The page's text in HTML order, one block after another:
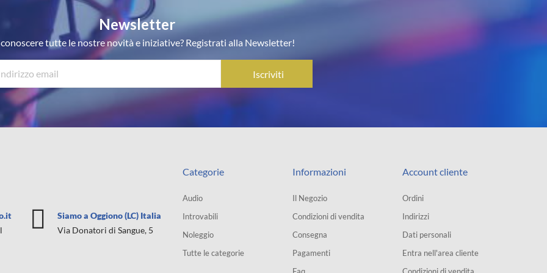
Newsletter
tutte le nostre novità e iniziative? Registrati alla Newsletter!
Iscriviti
Siamo a Oggiono (LC) Italia
Via Donatori di Sangue, 5
Categorie
Audio
Introvabili
Noleggio
Tutte le categorie
Informazioni
Il Negozio
Condizioni di vendita
Consegna
Pagamenti
Account cliente
Ordini
Indirizzi
Dati personali
Entra nell'area cliente